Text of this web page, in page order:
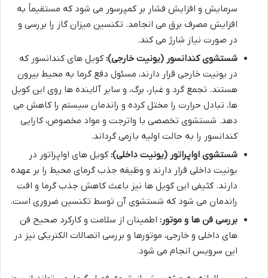
سرمایش و افزایش فشار بر کمپرسور می شود که مستقیماً به
افزایش مصرف برق می انجامد. تکنسین میزان گاز را بررسی و
در صورت نیاز شارژ می کند.
شستشوی کندانسور (یونیت خارجی): کویل های کندانسور که
در یونیت خارجی قرار دارند، مسئول دفع گرما به محیط بیرون
هستند. تجمع گرد و غبار، برگ، و سایر آلاینده ها روی این کویل
ها، تبادل حرارت را مختل کرده و راندمان سیستم را کاهش می
دهد. شستشوی تخصصی با واترجت و مواد مخصوص، کارایی
کندانسور را به حالت اولیه بازمی گرداند.
شستشوی اواپراتور (یونیت داخلی): کویل های اواپراتور در
یونیت داخلی قرار دارند و وظیفه جذب گرمای محیط را بر عهده
دارند. کثیفی این کویل ها نیز باعث کاهش جذب گرما و افت
راندمان می شود که شستشوی آن توسط تکنسین ضروری است.
بررسی فن ها و موتور: اطمینان از سلامت و کارکرد صحیح فن
های داخلی و خارجی، موتورها و بررسی اتصالات الکتریکی نیز در
این سرویس انجام می شود.